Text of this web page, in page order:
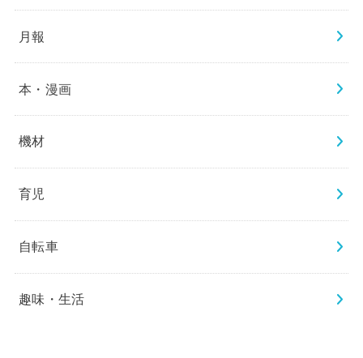
月報
本・漫画
機材
育児
自転車
趣味・生活